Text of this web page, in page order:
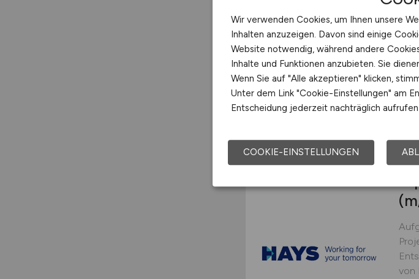
von
Wir verwenden Cookies, um Ihnen unsere
Inhalten anzuzeigen. Davon sind einige
Website notwendig, während andere
Inhalte und Funktionen anzubieten. Sie
Wenn Sie auf "Alle akzeptieren" klicken,
Unter dem Link "Cookie-Einstellungen" am
Entscheidung jederzeit nachträglich
COOKIE-EINSTELLUNGEN